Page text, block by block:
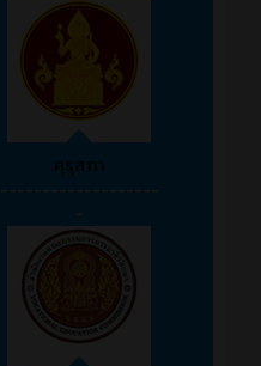
คุรุสภา
-------------------
-